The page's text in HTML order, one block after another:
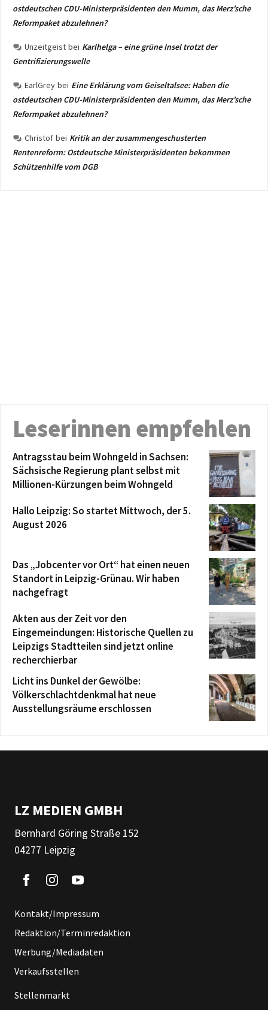
ostdeutschen CDU-Ministerpräsidenten den Mumm, das Merz’sche
Reformpaket abzulehnen?
Unzeitgeist bei Karlhelga – eine grüne Insel trotzt der
Gentrifizierungswelle
EarlGrey bei Eine Erklärung vom Geiseltalsee: Haben die
ostdeutschen CDU-Ministerpräsidenten den Mumm, das Merz’sche
Reformpaket abzulehnen?
Christof bei Kritik an der zusammengeschusterten
Rentenreform: Ostdeutsche Ministerpräsidenten bekommen
Schützenhilfe vom DGB
Leserinnen empfehlen
Antragsstau beim Wohngeld in Sachsen:
Sächsische Regierung plant selbst mit
Millionen-Kürzungen beim Wohngeld
Hallo Leipzig: So startet Mittwoch, der 5.
August 2026
Das „Jobcenter vor Ort“ hat einen neuen
Standort in Leipzig-Grünau. Wir haben
nachgefragt
Akten aus der Zeit vor den
Eingemeindungen: Historische Quellen zu
Leipzigs Stadtteilen sind jetzt online
recherchierbar
Licht ins Dunkel der Gewölbe:
Völkerschlachtdenkmal hat neue
Ausstellungsräume erschlossen
LZ MEDIEN GMBH
Bernhard Göring Straße 152
04277 Leipzig
Kontakt/Impressum
Redaktion/Terminredaktion
Werbung/Mediadaten
Verkaufsstellen
Stellenmarkt